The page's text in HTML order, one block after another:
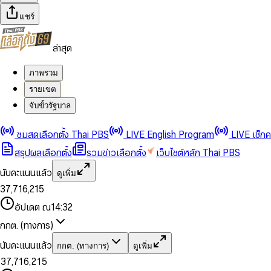
แชร์
ล่าสุด
ภาพรวม
รายเขต
จับขั้วรัฐบาล
ชมสดเลือกตั้ง Thai PBS LIVE English Program
LIVE เช็ก
สรุปผลเลือกตั้ง
รวมข่าวเลือกตั้ง
เว็บไซต์หลัก Thai PBS
นับคะแนนแล้ว
ดูเพิ่ม
0
1
2
3
4
5
6
8
9
2
3
4
5
6
7
8
9
,
0
2
4
6
7
8
9
0
1
2
3
4
5
6
7
8
1
3
5
6
7
8
9
,
1
2
4
5
7
8
9
0
1
3
4
6
7
8
0
2
3
4
5
7
8
อัปเดต ณ14:32
กกต. (ทางการ)
นับคะแนนแล้ว
กกต. (ทางการ) ดูเพิ่ม
0
1
2
3
0
1
2
4
5
6
7,
0
1
2
4
6
7
0
1
0
1
3
5
6,
1
2
0
1
0
2
3
4
5